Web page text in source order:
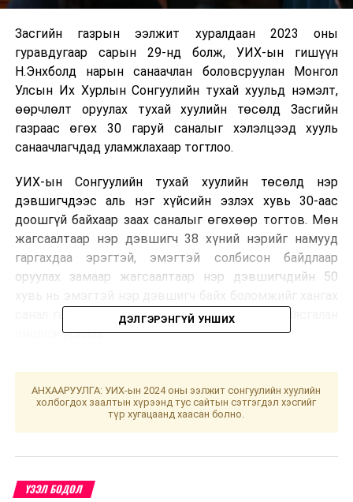
Засгийн газрын ээлжит хуралдаан 2023 оны
гуравдугаар сарын 29-нд болж, УИХ-ын гишүүн
Н.Энхболд нарын санаачлан боловсруулан Монгол
Улсын Их Хурлын Сонгуулийн тухай хуульд нэмэлт,
өөрчлөлт оруулах тухай хуулийн төсөлд Засгийн
газраас өгөх 30 гаруй саналыг хэлэлцээд хууль
санаачлагчдад уламжлахаар тогтлоо.
УИХ-ын Сонгуулийн тухай хуулийн төсөлд нэр
дэвшигчдээс аль нэг хүйсийн эзлэх хувь 30-аас
доошгүй байхаар заах саналыг өгөхөөр тогтов. Мөн
жагсаалтаар нэр дэвшигч 38 хүний нэрийг намууд
гаргахдаа эрэгтэй, эмэгтэй солбисон байдлаар
оруулах замаар жагсаалтаар нэр дэвшигчдийн 50
санал гаргалаа гэж ЗГХЭГ-ын дарга Д.Амарбаясгалан
онцолж ярилаа.
УНШСАН: 2522
ДАРААХ МЭДЭЭ
ЗГ: Дээд боловсролын тэргүүлэх мэргэжил, эрэлттэй
мэргэжлийн чиглэлийг баталлаа
ӨМНӨХ МЭДЭЭ
тайланг сонслоо
ДЭЛГЭРЭНГҮЙ УНШИХ
АНХААРУУЛГА: УИХ-ын 2024 оны ээлжит сонгуулийн хуулийн
холбогдох заалтын хүрээнд тус сайтын сэтгэгдэл хэсгийг
түр хугацаанд хаасан болно.
ҮЗЭЛ БОДОЛ